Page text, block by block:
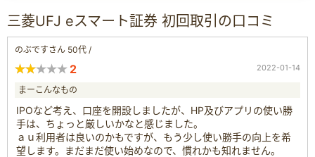
三菱UFJ eスマート証券 初回取引の口コミ
のぶですさん 50代 /
2 2022-01-14
まーこんなもの
IPOなど考え、口座を開設しましたが、HP及びアプリの使い勝
手は、ちょっと厳しいかなと感じました。
ａｕ利用者は良いのかもですが、もう少し使い勝手の向上を希
望します。まだまだ使い始めなので、慣れかも知れません。